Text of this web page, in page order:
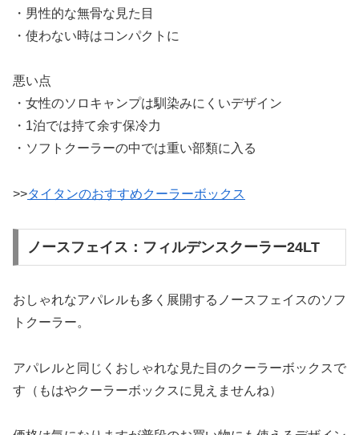
・男性的な無骨な見た目
・使わない時はコンパクトに
悪い点
・女性のソロキャンプは馴染みにくいデザイン
・1泊では持て余す保冷力
・ソフトクーラーの中では重い部類に入る
>>タイタンのおすすめクーラーボックス
ノースフェイス：フィルデンスクーラー24LT
おしゃれなアパレルも多く展開するノースフェイスのソフ
トクーラー。
アパレルと同じくおしゃれな見た目のクーラーボックスで
す（もはやクーラーボックスに見えませんね）